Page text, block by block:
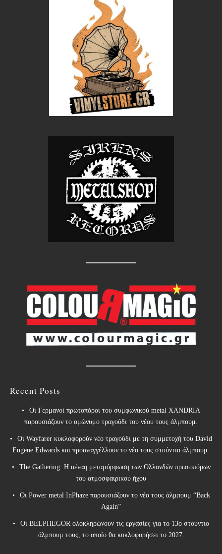
Recent Posts
Οι Γερμανοί πρωτοπόροι του συμφωνικού metal XANDRIA
παρουσιάζουν το ομώνυμο τραγούδι του νέου τους άλμπουμ.
Οι Wayfarer κυκλοφορούν νέο τραγούδι με τη συμμετοχή του David
Eugene Edwards και προαναγγέλλουν το νέο τους στούντιο άλμπουμ.
The Gathering: Η αέναη μεταμόρφωση των Ολλανδών πρωτοπόρων
του ατμοσφαιρικού ήχου
Οι Power metal InPhaze παρουσιάζουν το νέο τους άλμπουμ “Back
Again”
Οι BELPHEGOR ολοκληρώνουν τις εργασίες για το 13ο στούντιο
άλμπουμ τους, το οποίο θα κυκλοφορήσει το 2027.